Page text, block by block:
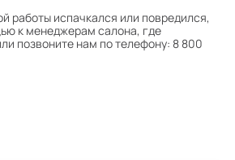
работы испачкался или повредился,
к менеджерам салона, где
позвоните нам по телефону: 8 800